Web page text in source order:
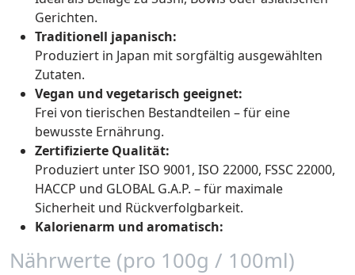
Gerichten.
Traditionell japanisch:
Produziert in Japan mit sorgfältig ausgewählten
Zutaten.
Vegan und vegetarisch geeignet:
Frei von tierischen Bestandteilen – für eine
bewusste Ernährung.
Zertifizierte Qualität:
Produziert unter ISO 9001, ISO 22000, FSSC 22000,
HACCP und GLOBAL G.A.P. – für maximale
Sicherheit und Rückverfolgbarkeit.
Kalorienarm und aromatisch:
Nährwerte (pro 100g / 100ml)